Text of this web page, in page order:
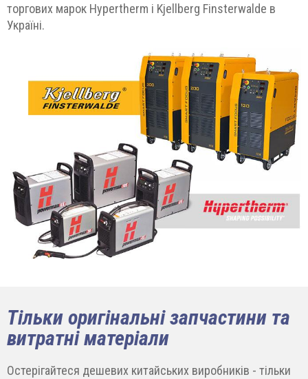
торгових марок Hypertherm і Kjellberg Finsterwalde в
Україні.
Тільки оригінальні запчастини та
витратні матеріали
Остерігайтеся дешевих китайських виробників - тільки